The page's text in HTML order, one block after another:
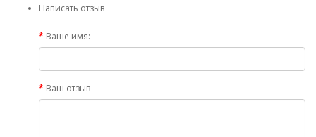
Написать отзыв
Ваше имя:
Ваш отзыв